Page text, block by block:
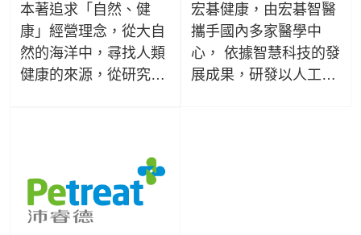
本著追求「自然、健
康」經營理念，從大自
然的海洋中，尋找人類
健康的來源，從研究海
所技術合作，利用生物
精萃技術研發出品質更
純淨，高濃度的「小分
子褐藻醣膠」。
宏碁健康，由宏碁智醫
攜手國內多家醫學中
心， 依據智慧科技的發
展成果，研發以人工智